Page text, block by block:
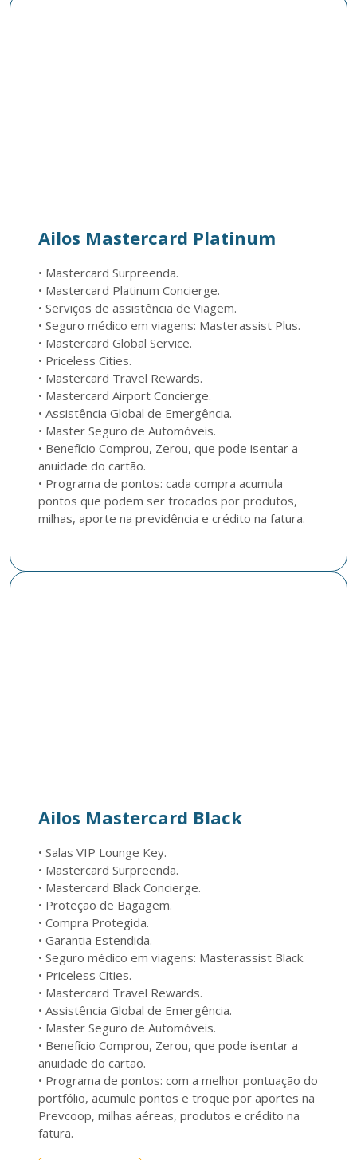
Ailos Mastercard Platinum
• Mastercard Surpreenda.
• Mastercard Platinum Concierge.
• Serviços de assistência de Viagem.
• Seguro médico em viagens: Masterassist Plus.
• Mastercard Global Service.
• Priceless Cities.
• Mastercard Travel Rewards.
• Mastercard Airport Concierge.
• Assistência Global de Emergência.
• Master Seguro de Automóveis.
• Benefício Comprou, Zerou, que pode isentar a
anuidade do cartão.
• Programa de pontos: cada compra acumula
pontos que podem ser trocados por produtos,
milhas, aporte na previdência e crédito na fatura.
Ailos Mastercard Black
• Salas VIP Lounge Key.
• Mastercard Surpreenda.
• Mastercard Black Concierge.
• Proteção de Bagagem.
• Compra Protegida.
• Garantia Estendida.
• Seguro médico em viagens: Masterassist Black.
• Priceless Cities.
• Mastercard Travel Rewards.
• Assistência Global de Emergência.
• Master Seguro de Automóveis.
• Benefício Comprou, Zerou, que pode isentar a
anuidade do cartão.
• Programa de pontos: com a melhor pontuação do
portfólio, acumule pontos e troque por aportes na
Prevcoop, milhas aéreas, produtos e crédito na
fatura.